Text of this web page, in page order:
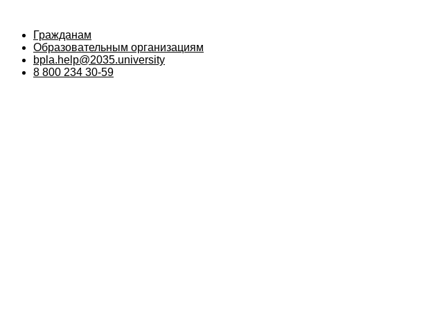
Гражданам
Образовательным организациям
bpla.help@2035.university
8 800 234 30-59